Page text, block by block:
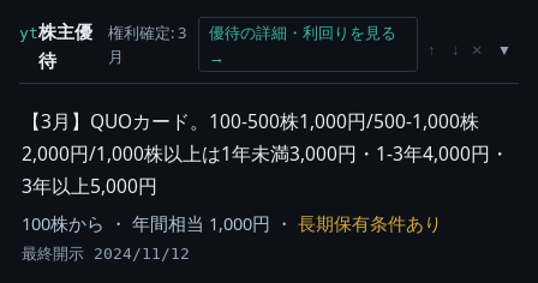
yt株主優
待
権利確定: 3
月
優待の詳細・利回りを見る
→
↑ ↓ ×
【3月】QUOカード。100-500株1,000円/500-1,000株
2,000円/1,000株以上は1年未満3,000円・1-3年4,000円・
3年以上5,000円
100株から ・ 年間相当 1,000円 ・ 長期保有条件あり
最終開示 2024/11/12